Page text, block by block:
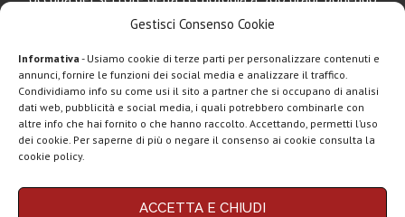
Gestisci Consenso Cookie
Informativa - Usiamo cookie di terze parti per personalizzare contenuti e
annunci, fornire le funzioni dei social media e analizzare il traffico.
Condividiamo info su come usi il sito a partner che si occupano di analisi
dati web, pubblicità e social media, i quali potrebbero combinarle con
altre info che hai fornito o che hanno raccolto. Accettando, permetti l’uso
dei cookie. Per saperne di più o negare il consenso ai cookie consulta la
cookie policy.
ACCETTA E CHIUDI
una particolare attenzione al mondo Android, Apple e
Chi siamo Contatti Disclaimer Privacy policy
LEGGI ANCHE